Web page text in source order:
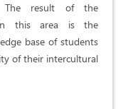
The result of the
in this area is the
base of students
of their intercultural